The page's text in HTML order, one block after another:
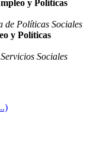
y Políticas
de Políticas Sociales
y Políticas
Sociales